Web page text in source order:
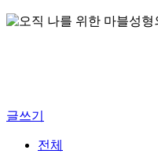
글쓰기
전체